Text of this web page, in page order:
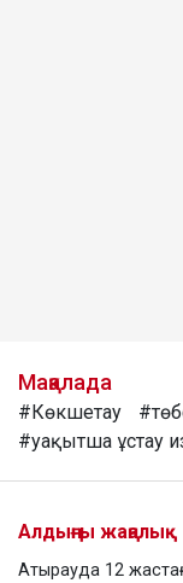
Мақалада
#Көкшетау
#уақытша ұстау
Алдыңғы жаңалық
Атырауда 12